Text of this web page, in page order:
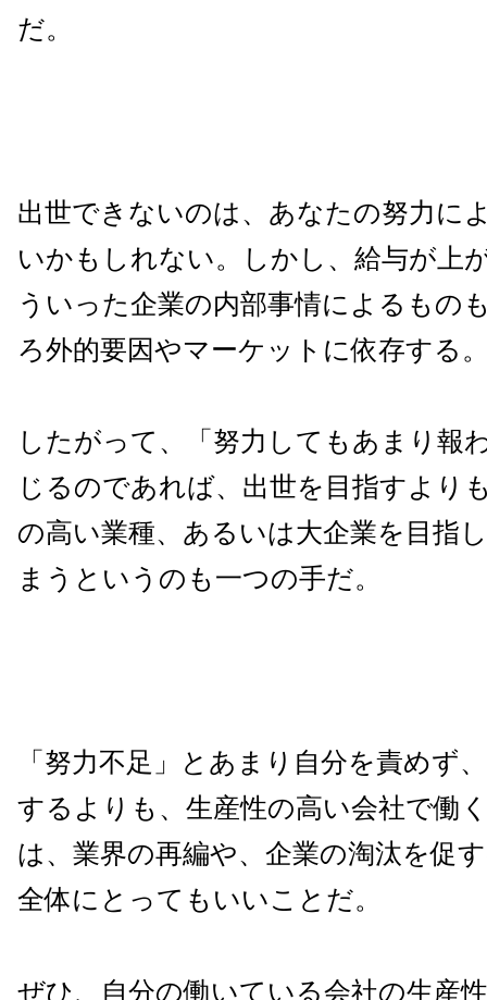
だ。
出世できないのは、あなたの努力に
いかもしれない。しかし、給与が上
ういった企業の内部事情によるもの
ろ外的要因やマーケットに依存する
したがって、「努力してもあまり報
じるのであれば、出世を目指すより
の高い業種、あるいは大企業を目指
まうというのも一つの手だ。
「努力不足」とあまり自分を責めず
するよりも、生産性の高い会社で働
は、業界の再編や、企業の淘汰を促
全体にとってもいいことだ。
ぜひ、自分の働いている会社の生産